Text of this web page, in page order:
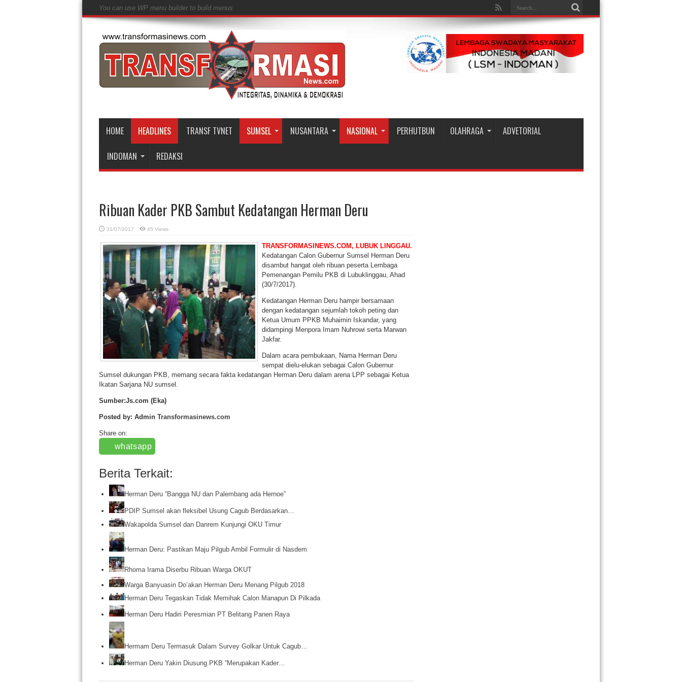
You can use WP menu builder to build menus
HOME HEADLINES TRANSF TVNET SUMSEL NUSANTARA NASIONAL PERHUTBUN OLAHRAGA ADVETORIAL
INDOMAN REDAKSI
Ribuan Kader PKB Sambut Kedatangan Herman Deru
31/07/2017 45 Views
TRANSFORMASINEWS.COM, LUBUK LINGGAU.
Kedatangan Calon Gubernur Sumsel Herman Deru
disambut hangat oleh ribuan peserta Lembaga
Pemenangan Pemilu PKB di Lubuklinggau, Ahad
(30/7/2017).
Kedatangan Herman Deru hampir bersamaan
dengan kedatangan sejumlah tokoh peting dan
Ketua Umum PPKB Muhaimin Iskandar, yang
didampingi Menpora Imam Nuhrowi serta Marwan
Jakfar.
Dalam acara pembukaan, Nama Herman Deru
sempat dielu-elukan sebagai Calon Gubernur
Sumsel dukungan PKB, memang secara fakta kedatangan Herman Deru dalam arena LPP sebagai Ketua
Ikatan Sarjana NU sumsel.
Sumber:Js.com (Eka)
Posted by: Admin Transformasinews.com
Share on:
whatsapp
Berita Terkait:
Herman Deru “Bangga NU dan Palembang ada Hernoe”
PDIP Sumsel akan fleksibel Usung Cagub Berdasarkan…
Wakapolda Sumsel dan Danrem Kunjungi OKU Timur
Herman Deru: Pastikan Maju Pilgub Ambil Formulir di Nasdem
Rhoma Irama Diserbu Ribuan Warga OKUT
Warga Banyuasin Do’akan Herman Deru Menang Pilgub 2018
Herman Deru Tegaskan Tidak Memihak Calon Manapun Di Pilkada
Herman Deru Hadiri Peresmian PT Belitang Panen Raya
Hermam Deru Termasuk Dalam Survey Golkar Untuk Cagub…
Herman Deru Yakin Diusung PKB “Merupakan Kader…